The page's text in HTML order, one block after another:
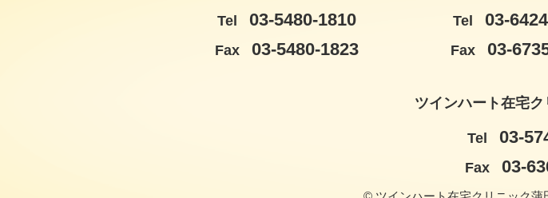
Tel 03-5480-1810
Fax 03-5480-1823
Tel 03-
Fax 03-
ツインハート在宅ク
Tel 03-
Fax 03-